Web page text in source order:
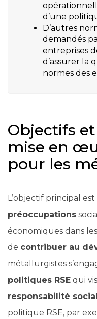
d’une
D’autres
demandés
entreprises
d’assurer la
normes des
Objectifs
mise en
pour les
L’objectif principal est
préoccupations
économiques dans
de contribuer au
métallurgistes
politiques RSE qui
responsabilité
politique RSE, par